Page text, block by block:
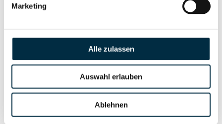
Marketing
Alle zulassen
Auswahl erlauben
Ablehnen
Vollständiges
anfragen
Risikoinformationen
Vollständiges